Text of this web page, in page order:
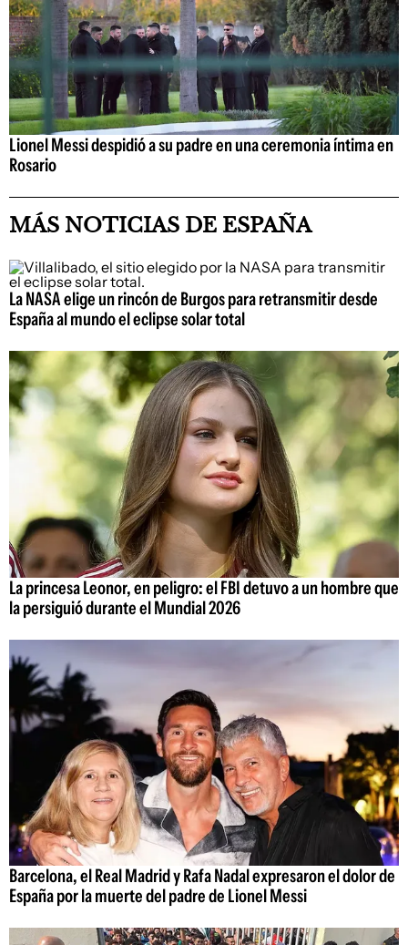
Lionel Messi despidió a su padre en una ceremonia íntima en
Rosario
MÁS NOTICIAS DE ESPAÑA
La NASA elige un rincón de Burgos para retransmitir desde
España al mundo el eclipse solar total
La princesa Leonor, en peligro: el FBI detuvo a un hombre que
la persiguió durante el Mundial 2026
Barcelona, el Real Madrid y Rafa Nadal expresaron el dolor de
España por la muerte del padre de Lionel Messi